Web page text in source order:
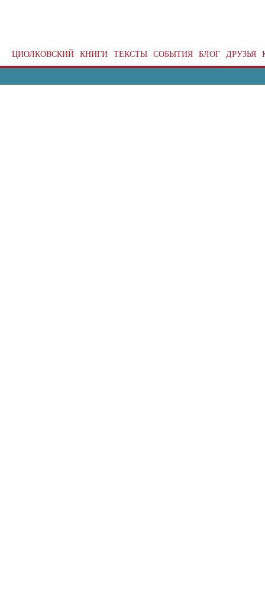
ЦИОЛКОВСКИЙ КНИГИ ТЕКСТЫ СОБЫТИЯ БЛОГ ДРУЗЬЯ